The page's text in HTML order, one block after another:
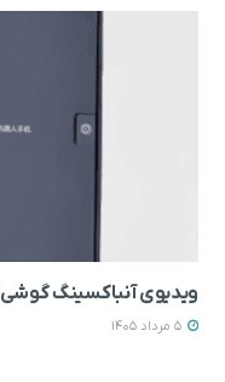
ویدیوی آنباکسینگ گوشی Honor Robot Phone لو رفت + ویدیو